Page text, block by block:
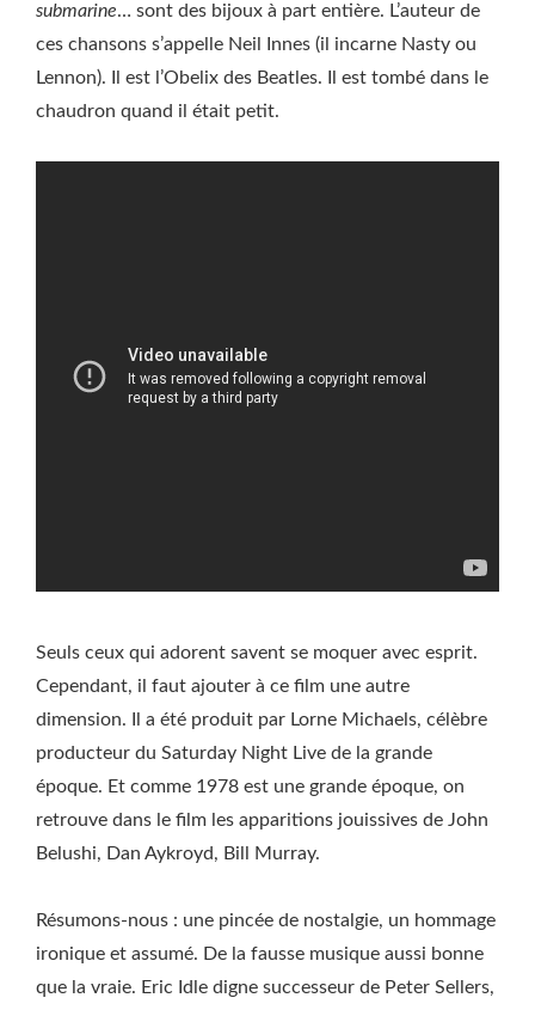
submarine… sont des bijoux à part entière. L’auteur de
ces chansons s’appelle Neil Innes (il incarne Nasty ou
Lennon). Il est l’Obelix des Beatles. Il est tombé dans le
chaudron quand il était petit.
Seuls ceux qui adorent savent se moquer avec esprit.
Cependant, il faut ajouter à ce film une autre
dimension. Il a été produit par Lorne Michaels, célèbre
producteur du Saturday Night Live de la grande
époque. Et comme 1978 est une grande époque, on
retrouve dans le film les apparitions jouissives de John
Belushi, Dan Aykroyd, Bill Murray.
Résumons-nous : une pincée de nostalgie, un hommage
ironique et assumé. De la fausse musique aussi bonne
que la vraie. Eric Idle digne successeur de Peter Sellers,